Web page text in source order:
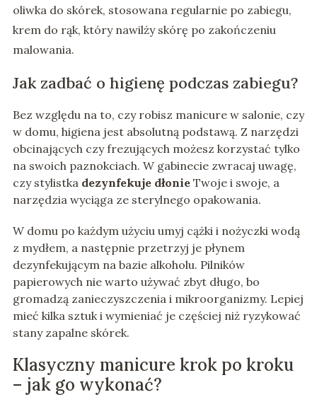
oliwka do skórek, stosowana regularnie po zabiegu,
krem do rąk, który nawilży skórę po zakończeniu
malowania.
Jak zadbać o higienę podczas zabiegu?
Bez względu na to, czy robisz manicure w salonie, czy
w domu, higiena jest absolutną podstawą. Z narzędzi
obcinających czy frezujących możesz korzystać tylko
na swoich paznokciach. W gabinecie zwracaj uwagę,
czy stylistka dezynfekuje dłonieTwoje i swoje, a
narzędzia wyciąga ze sterylnego opakowania.
W domu po każdym użyciu umyj cążki i nożyczki wodą
z mydłem, a następnie przetrzyj je płynem
dezynfekującym na bazie alkoholu. Pilników
papierowych nie warto używać zbyt długo, bo
gromadzą zanieczyszczenia i mikroorganizmy. Lepiej
mieć kilka sztuk i wymieniać je częściej niż ryzykować
stany zapalne skórek.
Klasyczny manicure krok po kroku
– jak go wykonać?